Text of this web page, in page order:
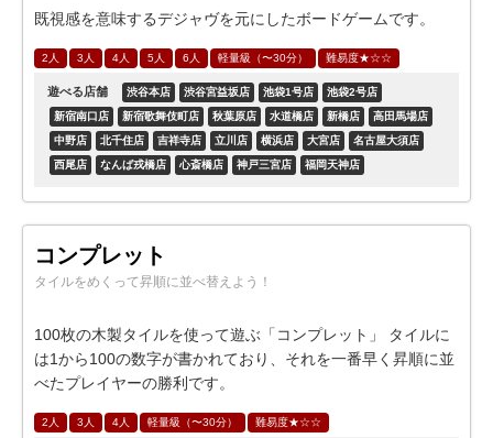
既視感を意味するデジャヴを元にしたボードゲームです。
2人 3人 4人 5人 6人 軽量級（〜30分） 難易度★☆☆
遊べる店舗 渋谷本店 渋谷宮益坂店 池袋1号店
池袋2号店
新宿南口店
新宿歌舞伎町店 秋葉原店 水道橋店 新橋店
高田馬場店
中野店
北千住店 吉祥寺店 立川店 横浜店 大宮店
名古屋大須店
西尾店
なんば戎橋店 心斎橋店 神戸三宮店 福岡天神店
コンプレット
タイルをめくって昇順に並べ替えよう！
100枚の木製タイルを使って遊ぶ「コンプレット」 タイルに
は1から100の数字が書かれており、それを一番早く昇順に並
べたプレイヤーの勝利です。
2人 3人 4人 軽量級（〜30分） 難易度★☆☆